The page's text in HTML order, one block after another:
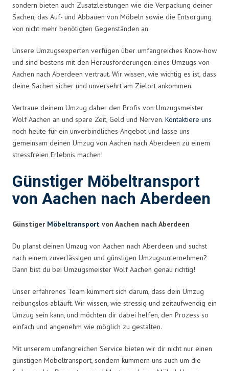
sondern bieten auch Zusatzleistungen wie die Verpackung deiner
Sachen, das Auf- und Abbauen von Möbeln sowie die Entsorgung
von nicht mehr benötigten Gegenständen an.
Unsere Umzugsexperten verfügen über umfangreiches Know-how
und sind bestens mit den Herausforderungen eines Umzugs von
Aachen nach Aberdeen vertraut. Wir wissen, wie wichtig es ist, dass
deine Sachen sicher und unversehrt am Zielort ankommen.
Vertraue deinem Umzug daher den Profis von Umzugsmeister
Wolf Aachen an und spare Zeit, Geld und Nerven. Kontaktiere uns
noch heute für ein unverbindliches Angebot und lasse uns
gemeinsam deinen Umzug von Aachen nach Aberdeen zu einem
stressfreien Erlebnis machen!
Günstiger Möbeltransport
von Aachen nach Aberdeen
Günstiger Möbeltransport von Aachen nach Aberdeen
Du planst deinen Umzug von Aachen nach Aberdeen und suchst
nach einem zuverlässigen und günstigen Umzugsunternehmen?
Dann bist du bei Umzugsmeister Wolf Aachen genau richtig!
Unser erfahrenes Team kümmert sich darum, dass dein Umzug
reibungslos abläuft. Wir wissen, wie stressig und zeitaufwendig ein
Umzug sein kann, und möchten dir dabei helfen, den Prozess so
einfach und angenehm wie möglich zu gestalten.
Mit unserem umfangreichen Service bieten wir dir nicht nur einen
günstigen Möbeltransport, sondern kümmern uns auch um die